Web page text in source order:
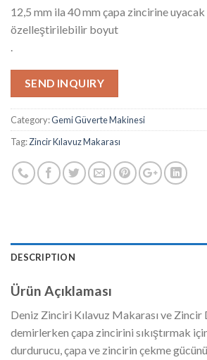
12,5 mm ila 40 mm çapa zincirine
özelleştirilebilir boyut
SEND INQUIRY
Category:Gemi Güverte Makinesi
Tag:Zincir Kılavuz Makarası
DESCRIPTION
Ürün Açıklaması
Deniz Zinciri Kılavuz Makarası ve Zincir
demirlerken çapa zincirini sıkıştırmak
durdurucu, çapa ve zincirin çekme